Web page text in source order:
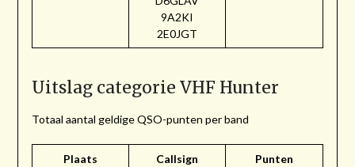
9A2KI
2E0JGT
Uitslag categorie VHF Hunter
Totaal aantal geldige QSO-punten per band
Plaats Callsign Punten